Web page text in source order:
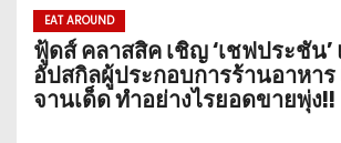
EAT AROUND
ฟู้ดส์ คลาสสิค เชิญ ‘เชฟประชัน
อัปสกิลผู้ประกอบการร้านอาหาร
จานเด็ด ทำอย่างไรยอดขายพุ่ง!!